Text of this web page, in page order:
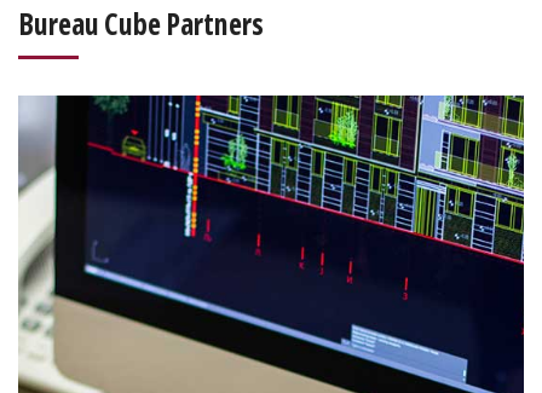
Bureau Cube Partners